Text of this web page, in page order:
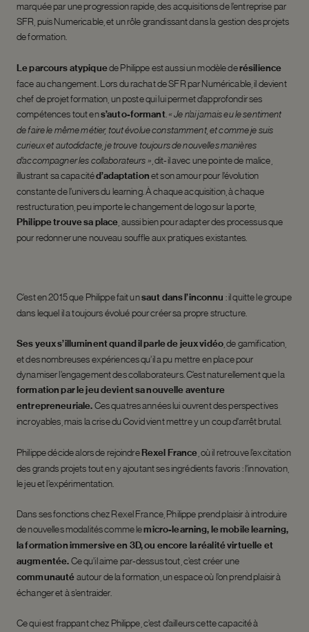
marquée par une progression rapide, des acquisitions de l’entreprise par
SFR, puis Numericable, et un rôle grandissant dans la gestion des projets
de formation.
Le parcours atypiquede Philippe est aussi un modèle derésilience
face au changement. Lors du rachat de SFR par Numéricable, il devient
chef de projet formation, un poste qui lui permet d’approfondir ses
compétences tout ens’auto-formant. « Je n’ai jamais eu le sentiment
de faire le même métier, tout évolue constamment, et comme je suis
curieux et autodidacte, je trouve toujours de nouvelles manières
d’accompagner les collaborateurs » , dit-il avec une pointe de malice,
illustrant sa capacitéd’adaptationet son amour pour l’évolution
constante de l’univers du learning. À chaque acquisition, à chaque
restructuration, peu importe le changement de logo sur la porte,
Philippe trouve sa place aussi bien pour adapter des processus que
pour redonner une nouveau souffle aux pratiques existantes.
C’est en 2015 que Philippe fait unsaut dans l’inconnu : il quitte le groupe
dans lequel il a toujours évolué pour créer sa propre structure.
Ses yeux s’illuminent quand il parle de jeux vidéo , de gamification,
et des nombreuses expériences qu’il a pu mettre en place pour
dynamiser l’engagement des collaborateurs. C’est naturellement que la
formation par le jeu devient sa nouvelle aventure
entrepreneuriale.Ces quatres années lui ouvrent des perspectives
incroyables, mais la crise du Covid vient mettre y un coup d’arrêt brutal.
Philippe décide alors de rejoindreRexel France , où il retrouve l’excitation
des grands projets tout en y ajoutant ses ingrédients favoris : l’innovation,
le jeu et l’expérimentation.
Dans ses fonctions chez Rexel France, Philippe prend plaisir à introduire
de nouvelles modalités comme lemicro-learning, le mobile learning,
la formation immersive en 3D, ou encore la réalité virtuelle et
augmentée.Ce qu’il aime par-dessus tout, c’est créer une
communautéautour de la formation, un espace où l’on prend plaisir à
échanger et à s’entraider.
Ce qui est frappant chez Philippe, c’est d’ailleurs cette capacité à